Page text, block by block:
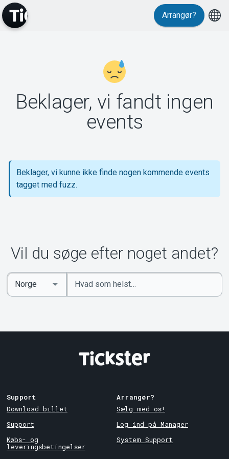
Support
Om Tickster
Arrangør?
Beklager, vi fandt ingen
events
Beklager, vi kunne ikke finde nogen kommende events
tagget med fuzz.
Vil du søge efter noget andet?
Indtast
søgeord
Select
Country
Support
Download billet
Support
Købs- og
leveringsbetingelser
Arrangør?
Sælg med os!
Log ind på Manager
System Support